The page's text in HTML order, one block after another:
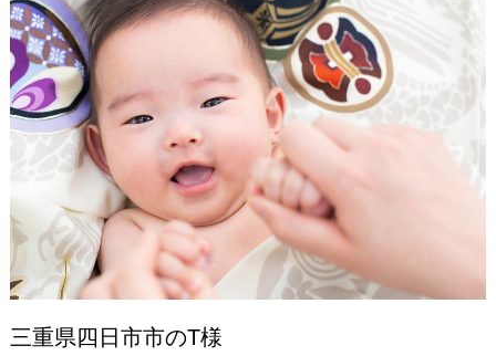
三重県四日市市のT様